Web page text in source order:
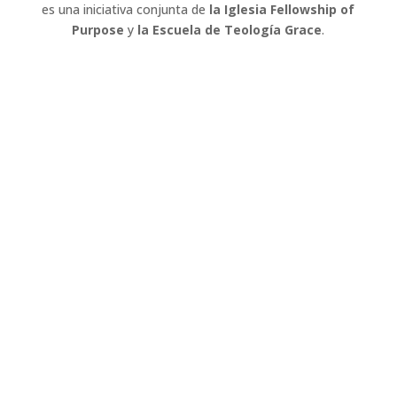
es una iniciativa conjunta de la Iglesia Fellowship of
Purpose y la Escuela de Teología Grace.